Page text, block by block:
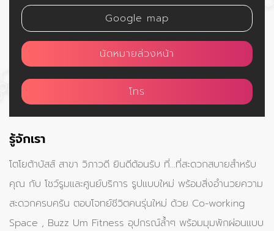
Google map
นัดหมายล่วงหน้า
โทร
รู้จักเรา
โตโยต้าบัสส์ สาขา วิภาวดี ยินดีต้อนรับ ที่...ที่สะดวกสบายสำหรับ
คุณ กับ โชว์รูมและศูนย์บริการ รูปแบบใหม่ พร้อมสิ่งอำนวยความ
สะดวกครบครัน ตอบโจทย์ชีวิตคนรุ่นใหม่ ด้วย Co-working
Space , Buzz Um Fitness อุปกรณ์ล้ำๆ พร้อมมุมพักผ่อนแบบ